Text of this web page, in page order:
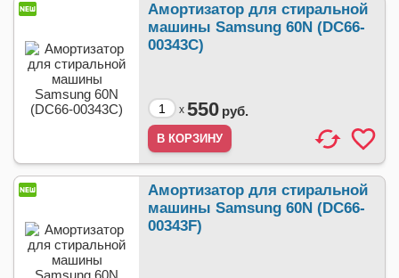
Амортизатор для стиральной
машины Samsung 60N (DC66-
00343C)
x 550 руб.
Амортизатор для стиральной
машины Samsung 60N (DC66-
00343F)